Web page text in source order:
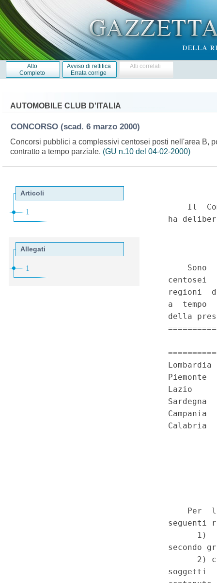
Atto
Completo
Avviso di rettifica
Errata corrige
Atti correlati
AUTOMOBILE CLUB D'ITALIA
CONCORSO (scad. 6 marzo 2000)
Concorsi pubblici a complessivi centosei posti nell'area B,
contratto a tempo parziale. (GU n.10 del 04-02-2000)